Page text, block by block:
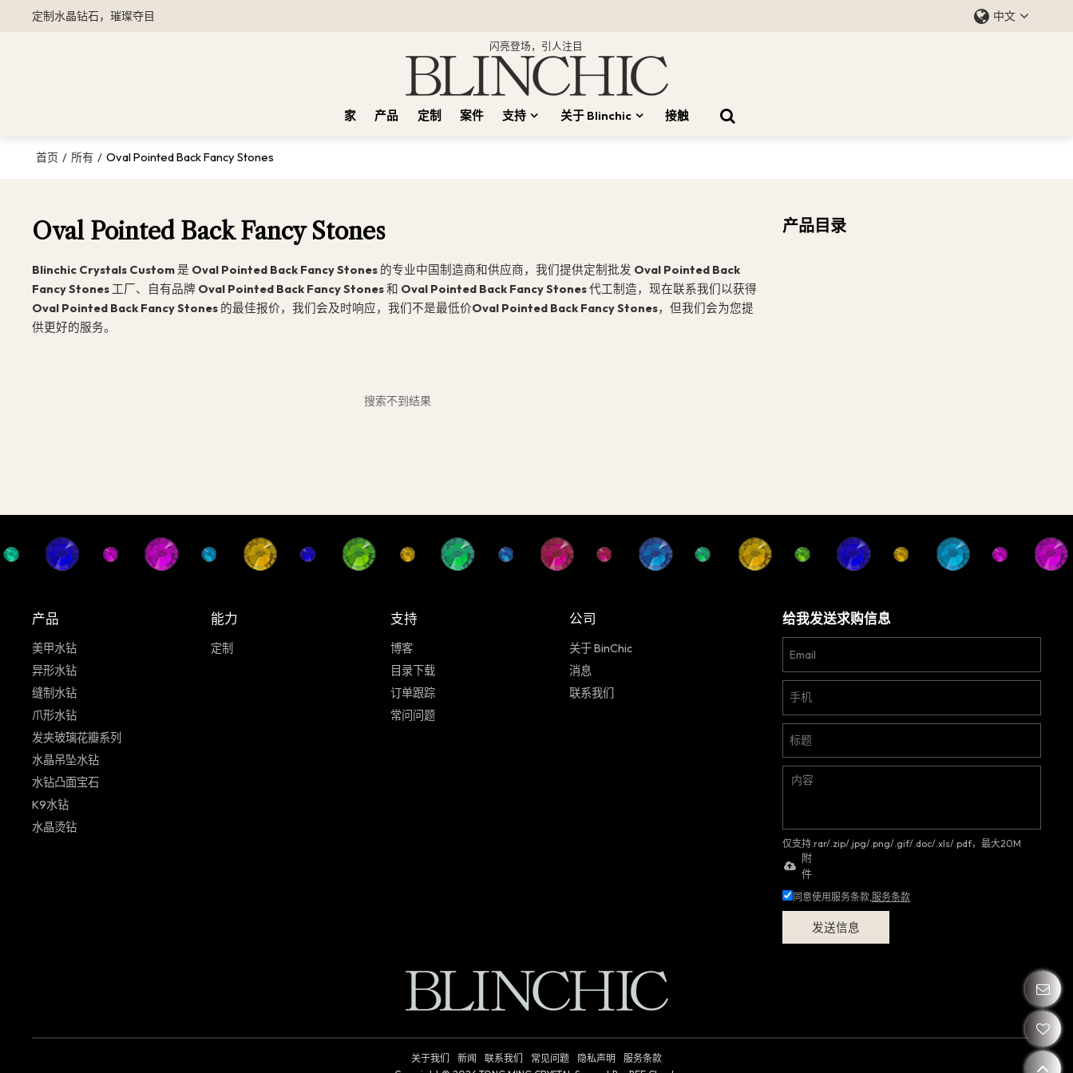
定制水晶钻石，璀璨夺目 中文
闪亮登场，引人注目
家 产品 定制 案件 支持 关于 Blinchic 接触
首页 / 所有 / Oval Pointed Back Fancy Stones
Oval Pointed Back Fancy Stones
Blinchic Crystals Custom是 Oval Pointed Back Fancy Stones 的专业中国制造商和供应商，我们提供定制批发 Oval Pointed Back
Fancy Stones 工厂、自有品牌 Oval Pointed Back Fancy Stones和 Oval Pointed Back Fancy Stones代工制造，现在联系我们以获得
Oval Pointed Back Fancy Stones 的最佳报价，我们会及时响应，我们不是最低价Oval Pointed Back Fancy Stones，但我们会为您提
供更好的服务。
搜索不到结果
产品目录
产品
美甲水钻
异形水钻
缝制水钻
爪形水钻
发夹玻璃花瓣系列
水晶吊坠水钻
水钻凸面宝石
K9水钻
水晶烫钻
能力
定制
支持
博客
目录下载
订单跟踪
常问问题
公司
关于 BinChic
消息
联系我们
给我发送求购信息
仅支持.rar/.zip/.jpg/.png/.gif/.doc/.xls/.pdf，最大20M
附
件
同意使用服务条款,服务条款
发送信息
关于我们 新闻 联系我们 常见问题 隐私声明
服务条款